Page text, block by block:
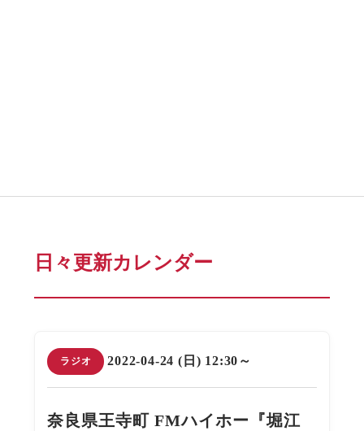
日々更新カレンダー
ラジオ 2022-04-24 (日) 12:30～
奈良県王寺町 FMハイホー『堀江